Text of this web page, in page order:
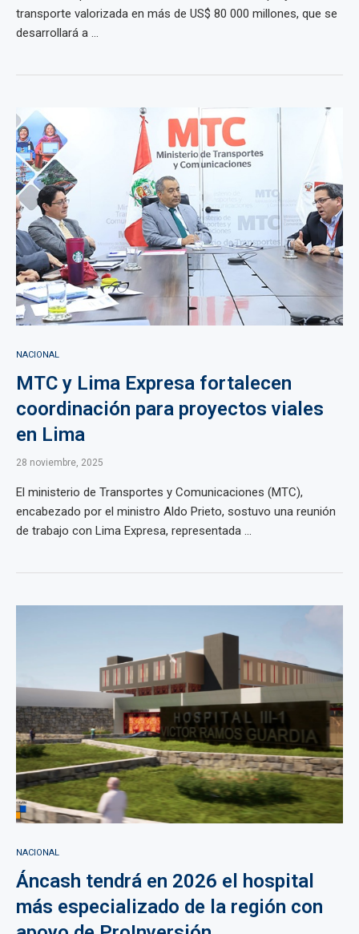
transporte valorizada en más de US$ 80 000 millones, que se
desarrollará a ...
NACIONAL
MTC y Lima Expresa fortalecen
coordinación para proyectos viales
en Lima
28 noviembre, 2025
El ministerio de Transportes y Comunicaciones (MTC),
encabezado por el ministro Aldo Prieto, sostuvo una reunión
de trabajo con Lima Expresa, representada ...
NACIONAL
Áncash tendrá en 2026 el hospital
más especializado de la región con